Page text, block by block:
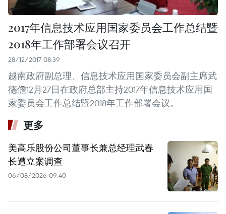
2017年信息技术应用国家委员会工作总结暨
2018年工作部署会议召开
28/12/2017 08:39
越南政府副总理、信息技术应用国家委员会副主席武
德儋12月27日在政府总部主持2017年信息技术应用国
家委员会工作总结暨2018年工作部署会议。
更多
美高乐股份公司董事长兼总经理武春
长遭立案调查
06/08/2026 09:40